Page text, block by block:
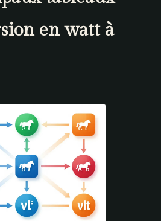
en watt à